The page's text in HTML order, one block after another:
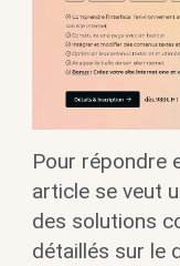
Pour répondre
article se veut
des solutions
détaillés sur le